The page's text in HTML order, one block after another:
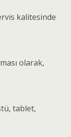
kalitesinde
olarak,
tablet,